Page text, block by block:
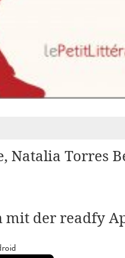
Natalia Torres
mit der readfy